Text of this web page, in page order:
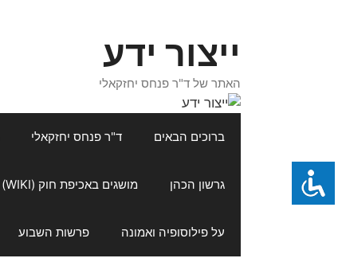
ייצור ידע
האתר של ד"ר פנחס יחזקאלי
ברוכים הבאים ד"ר פנחס יחזקאלי
גרשון הכהן מושגים באכיפת חוק (WIKI)
על פילוסופיה ואמונה פרשות השבוע